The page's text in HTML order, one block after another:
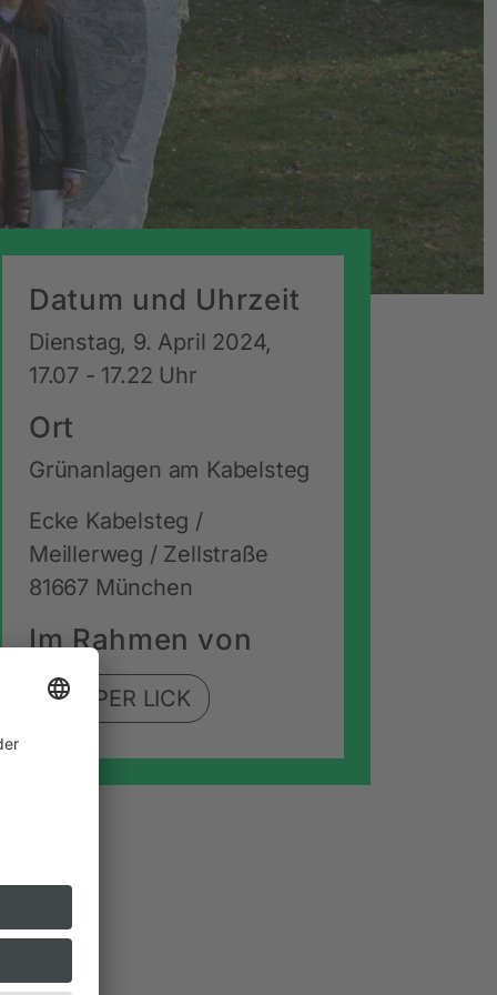
Datum und Uhrzeit
Dienstag, 9. April 2024,
17.07 - 17.22 Uhr
Ort
Grünanlagen am Kabelsteg
Ecke Kabelsteg /
Meillerweg / Zellstraße
81667 München
Im Rahmen von
COPPER LICK